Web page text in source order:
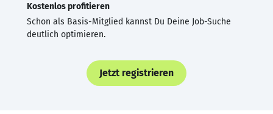
Kostenlos profitieren
Schon als Basis-Mitglied kannst Du Deine Job-Suche
deutlich optimieren.
Jetzt registrieren